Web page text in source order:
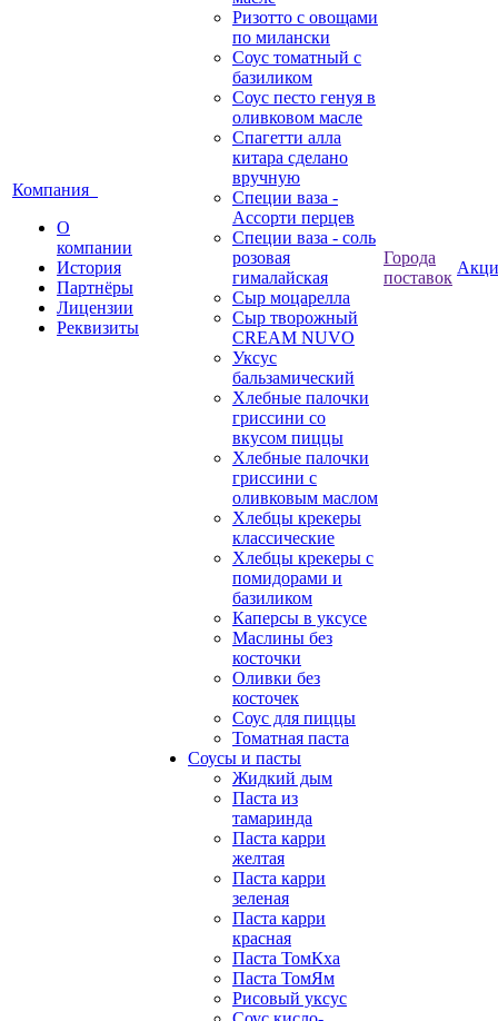
Компания
О
компании
История
Партнёры
Лицензии
Реквизиты
Ризотто с овощами
по милански
Соус томатный с
базиликом
Соус песто генуя в
оливковом масле
Спагетти алла
китара сделано
вручную
Специи ваза -
Ассорти перцев
Специи ваза - соль
розовая
гималайская
Сыр моцарелла
Сыр творожный
CREАM NUVO
Уксус
бальзамический
Хлебные палочки
гриссини со
вкусом пиццы
Хлебные палочки
гриссини с
оливковым маслом
Хлебцы крекеры
классические
Хлебцы крекеры с
помидорами и
базиликом
Каперсы в уксусе
Маслины без
косточки
Оливки без
косточек
Соус для пиццы
Томатная паста
Соусы и пасты
Жидкий дым
Паста из
тамаринда
Паста карри
желтая
Паста карри
зеленая
Паста карри
красная
Паста ТомКха
Паста ТомЯм
Рисовый уксус
Города
поставок